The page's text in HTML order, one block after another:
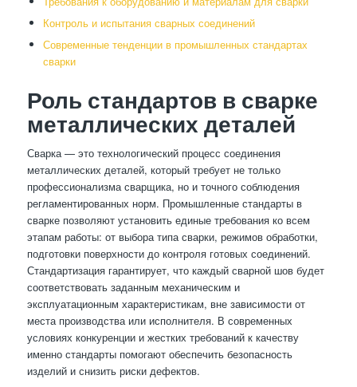
Контроль и испытания сварных соединений
Современные тенденции в промышленных стандартах
сварки
Роль стандартов в сварке
металлических деталей
Сварка — это технологический процесс соединения
металлических деталей, который требует не только
профессионализма сварщика, но и точного соблюдения
регламентированных норм. Промышленные стандарты в
сварке позволяют установить единые требования ко всем
этапам работы: от выбора типа сварки, режимов обработки,
подготовки поверхности до контроля готовых соединений.
Стандартизация гарантирует, что каждый сварной шов будет
соответствовать заданным механическим и
эксплуатационным характеристикам, вне зависимости от
места производства или исполнителя. В современных
условиях конкуренции и жестких требований к качеству
именно стандарты помогают обеспечить безопасность
изделий и снизить риски дефектов.